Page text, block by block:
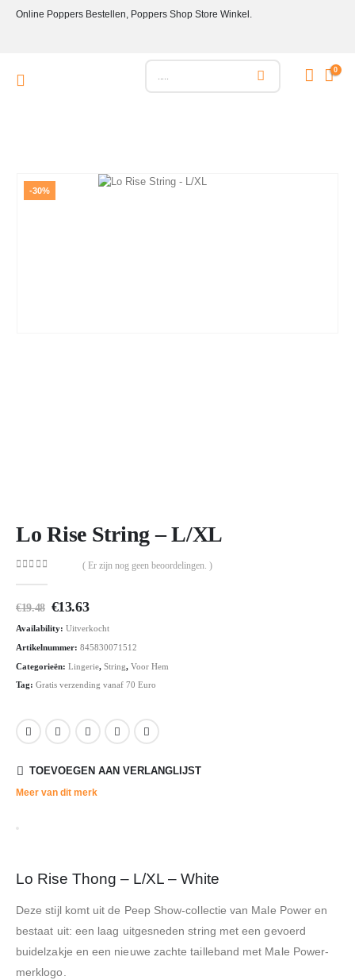
Online Poppers Bestellen, Poppers Shop Store Winkel.
0
-30%
Lo Rise String – L/XL
( Er zijn nog geen beoordelingen. )
€19.48 Oorspronkelijke
was:
€19.48.
€13.63Huidige
is:
€13.63.
Availability: Uitverkocht
Artikelnummer: 845830071512
Categorieën: Lingerie, String, Voor Hem
Tag: Gratis verzending vanaf 70 Euro
TOEVOEGEN AAN VERLANGLIJST
Meer van dit merk
Lo Rise Thong – L/XL – White
Deze stijl komt uit de Peep Show-collectie van Male Power en
bestaat uit: een laag uitgesneden string met een gevoerd
buidelzakje en een nieuwe zachte tailleband met Male Power-
merklogo.